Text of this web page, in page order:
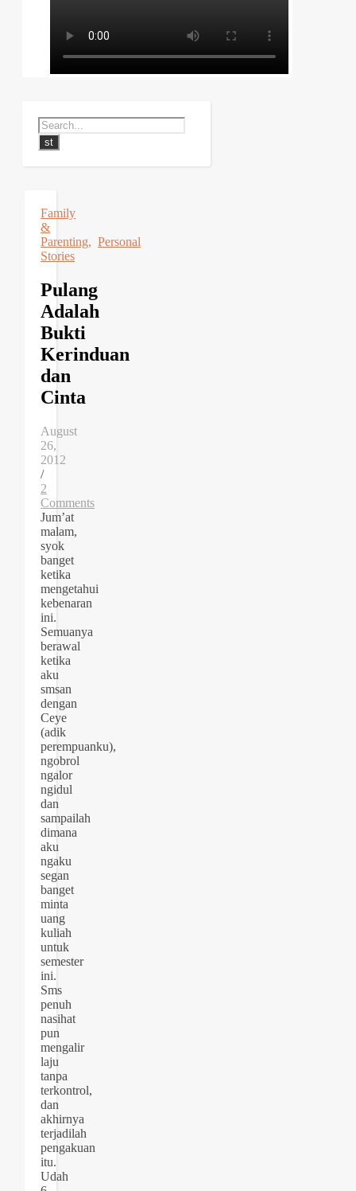
Family
&
Parenting, Personal
Stories
Pulang
Adalah
Bukti
Kerinduan
dan
Cinta
August
26,
2012
/
2
Comments
Jum’at
malam,
syok
banget
ketika
mengetahui
kebenaran
ini.
Semuanya
berawal
ketika
aku
smsan
dengan
Ceye
(adik
perempuanku),
ngobrol
ngalor
ngidul
dan
sampailah
dimana
aku
ngaku
segan
banget
minta
uang
kuliah
untuk
semester
ini.
Sms
penuh
nasihat
pun
mengalir
laju
tanpa
terkontrol,
dan
akhirnya
terjadilah
pengakuan
itu.
Udah